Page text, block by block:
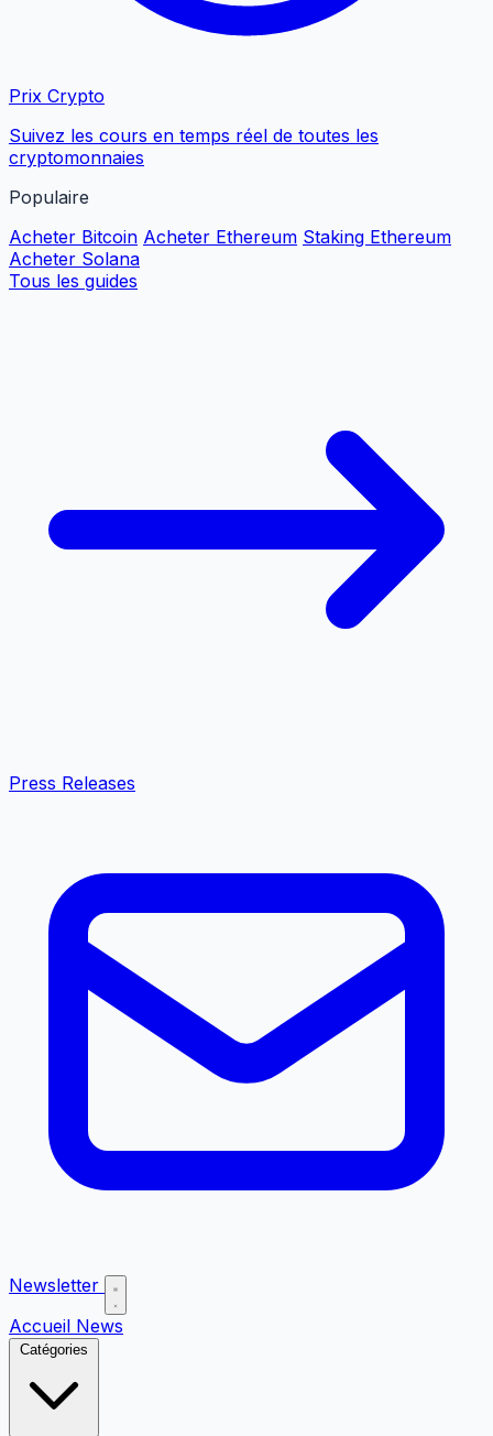
Prix Crypto
Suivez les cours en temps réel de toutes les
cryptomonnaies
Populaire
Acheter Bitcoin Acheter Ethereum Staking Ethereum
Acheter Solana
Tous les guides
Press Releases
Newsletter
Accueil News
Catégories